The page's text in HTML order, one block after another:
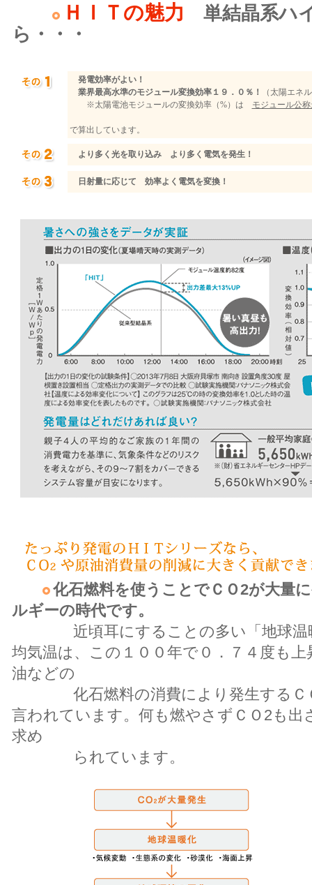
ＨＩＴの魅力 単結晶系ハ
ら・・・
発電効率がよい！
業界最高水準のモジュール変換効率１９．０％！
（太陽エネ
※太陽電池モジュールの変換効率（%）は
モジュール公
で算出しています。
より多く光を取り込み より多く電気を発生！
日射量に応じて 効率よく電気を変換！
化石燃料を使うことでＣＯ2が大量
ルギーの時代です。
近頃耳にすることの多い「地球温暖
均気温は、この１００年で０．７４度も
油などの
化石燃料の消費により発生するＣＯ
言われています。何も燃やさずＣＯ2も
求め
られています。